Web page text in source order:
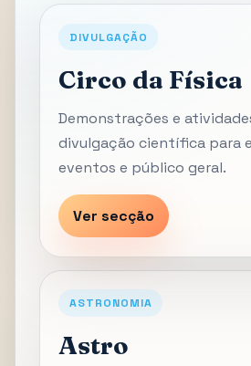
DIVULGAÇÃO
Circo da Física
Demonstrações e
divulgação científica para
eventos e público geral.
Ver secção
ASTRONOMIA
Astro